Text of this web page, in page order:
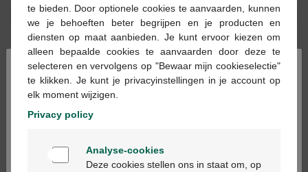
Bestellen Reserveren
Op voorraad online
- +
Max. aantal = 12
Op werkdagen vóór 12u besteld, volgende
werkdag geleverd
×
Bienvenue
te bieden. Door optionele cookies te aanvaarden, kunnen
we je behoeften beter begrijpen en je producten en
diensten op maat aanbieden. Je kunt ervoor kiezen om
alleen bepaalde cookies te aanvaarden door deze te
selecteren en vervolgens op "Bewaar mijn cookieselectie"
te klikken. Je kunt je privacyinstellingen in je account op
elk moment wijzigen.
Privacy policy
Analyse-cookies
Deze cookies stellen ons in staat om, op